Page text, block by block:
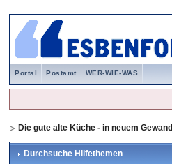
Portal Postamt WER-WIE-WAS
Die gute alte Küche - in neuem Gewand
Durchsuche Hilfethemen